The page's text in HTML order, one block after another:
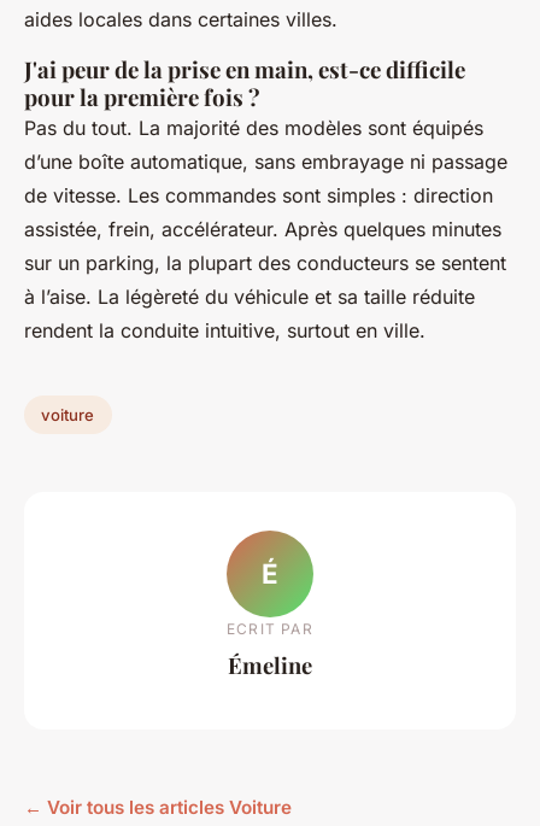
aides locales dans certaines villes.
J'ai peur de la prise en main, est-ce difficile
pour la première fois ?
Pas du tout. La majorité des modèles sont équipés
d’une boîte automatique, sans embrayage ni passage
de vitesse. Les commandes sont simples : direction
assistée, frein, accélérateur. Après quelques minutes
sur un parking, la plupart des conducteurs se sentent
à l’aise. La légèreté du véhicule et sa taille réduite
rendent la conduite intuitive, surtout en ville.
voiture
É
ECRIT PAR
Émeline
← Voir tous les articles Voiture